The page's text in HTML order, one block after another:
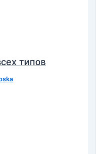
типов